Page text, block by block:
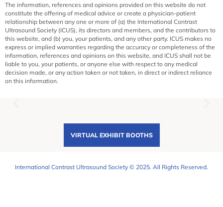
The information, references and opinions provided on this website do not
constitute the offering of medical advice or create a physician-patient
relationship between any one or more of (a) the International Contrast
Ultrasound Society (ICUS), its directors and members, and the contributors to
this website, and (b) you, your patients, and any other party. ICUS makes no
express or implied warranties regarding the accuracy or completeness of the
information, references and opinions on this website, and ICUS shall not be
liable to you, your patients, or anyone else with respect to any medical
decision made, or any action taken or not taken, in direct or indirect reliance
on this information.
VIRTUAL EXHIBIT BOOTHS
International Contrast Ultrasound Society © 2025. All Rights Reserved.